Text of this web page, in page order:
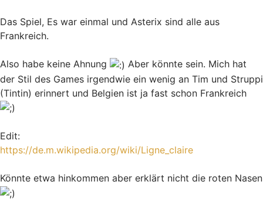
Das Spiel, Es war einmal und Asterix sind alle aus
Frankreich.
Also habe keine Ahnung
Aber könnte sein. Mich hat
der Stil des Games irgendwie ein wenig an Tim und Struppi
(Tintin) erinnert und Belgien ist ja fast schon Frankreich
Edit:
https://de.m.wikipedia.org/wiki/Ligne_claire
Könnte etwa hinkommen aber erklärt nicht die roten Nasen